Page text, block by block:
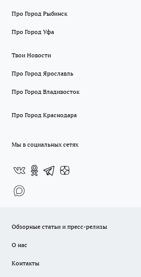
Про Город Рыбинск
Про Город Уфа
Твои Новости
Про Город Ярославль
Про Город Владивосток
Про Город Краснодара
Мы в социальных сетях
Обзорные статьи и пресс-релизы
О нас
Контакты